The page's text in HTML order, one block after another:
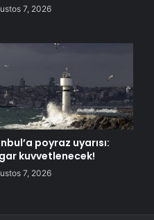
7, 2026
poyraz uyarısı:
kuvvetlenecek!
7, 2026